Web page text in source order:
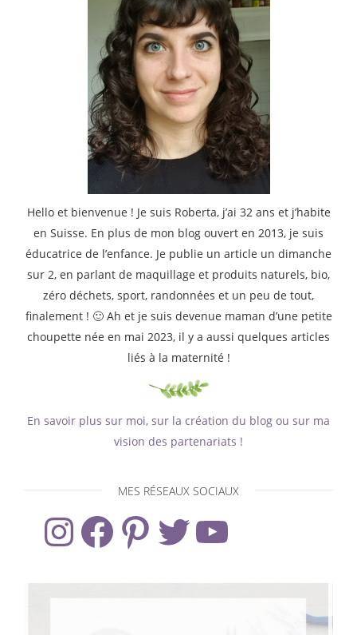
Hello et bienvenue ! Je suis Roberta, j’ai 32 ans et j’habite
en Suisse. En plus de mon blog ouvert en 2013, je suis
éducatrice de l’enfance. Je publie un article un dimanche
sur 2, en parlant de maquillage et produits naturels, bio,
zéro déchets, sport, randonnées et un peu de tout,
finalement ! 🙂 Ah et je suis devenue maman d’une petite
choupette née en mai 2023, il y a aussi quelques articles
liés à la maternité !
En savoir plus sur moi, sur la création du blog ou sur ma
vision des partenariats !
MES RÉSEAUX SOCIAUX
InstagramFacebookPinterest Twitter